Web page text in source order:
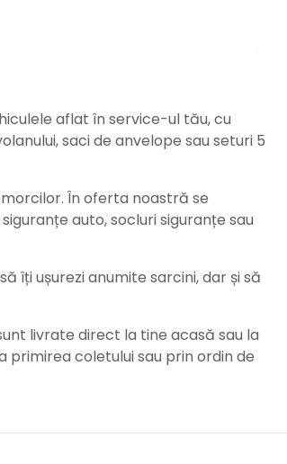
aflat în service-ul tău, cu
saci de anvelope sau seturi 5
În oferta noastră se
auto, socluri siguranțe sau
îți ușurezi anumite sarcini, dar și să
livrate direct la tine acasă sau la
primirea coletului sau prin ordin de